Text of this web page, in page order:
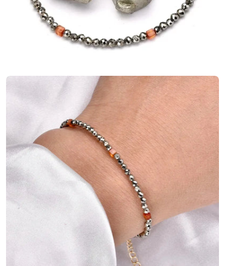
Ouvrir le média 2 en mode modal